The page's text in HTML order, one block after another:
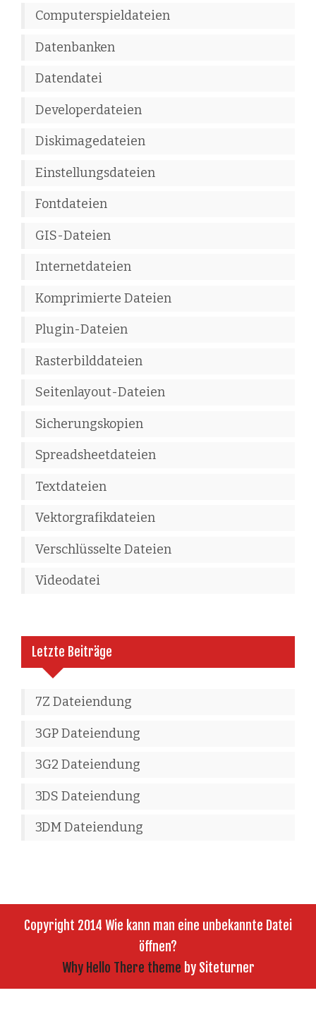
Computerspieldateien
Datenbanken
Datendatei
Developerdateien
Diskimagedateien
Einstellungsdateien
Fontdateien
GIS-Dateien
Internetdateien
Komprimierte Dateien
Plugin-Dateien
Rasterbilddateien
Seitenlayout-Dateien
Sicherungskopien
Spreadsheetdateien
Textdateien
Vektorgrafikdateien
Verschlüsselte Dateien
Videodatei
Letzte Beiträge
7Z Dateiendung
3GP Dateiendung
3G2 Dateiendung
3DS Dateiendung
3DM Dateiendung
Copyright 2014 Wie kann man eine unbekannte Datei
öffnen?
Why Hello There theme by Siteturner